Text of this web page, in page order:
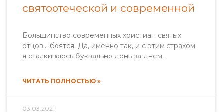
святоотеческой и современной
Большинство современных христиан святых
отцов… боятся. Да, именно так, и с этим страхом
я сталкиваюсь буквально день за днем.
ЧИТАТЬ ПОЛНОСТЬЮ »
03.03.2021